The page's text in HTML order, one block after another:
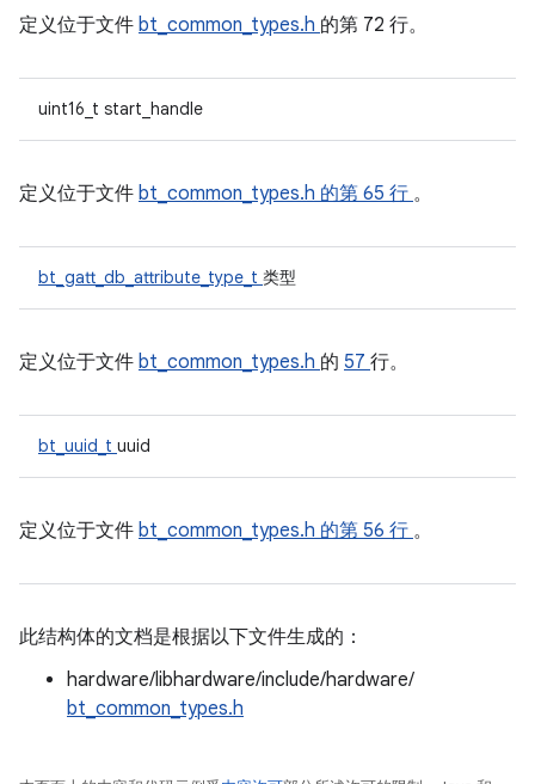
定义位于文件 bt_common_types.h 的第 72 行。
uint16_t start_handle
定义位于文件 bt_common_types.h 的第 65 行 。
bt_gatt_db_attribute_type_t 类型
定义位于文件 bt_common_types.h 的 57 行。
bt_uuid_t uuid
定义位于文件 bt_common_types.h 的第 56 行 。
此结构体的文档是根据以下文件生成的：
hardware/libhardware/include/hardware/
bt_common_types.h